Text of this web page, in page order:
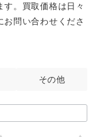
。買取価格は日々
問い合わせくださ
その他